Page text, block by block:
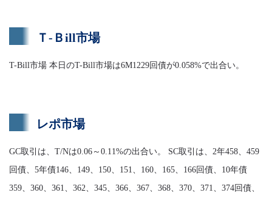
Ｔ-Ｂill市場
T-Bill市場 本日のT-Bill市場は6M1229回債が0.058%で出合い。
レポ市場
GC取引は、T/Nは0.06～0.11%の出合い。 SC取引は、2年458、459
回債、5年債146、149、150、151、160、165、166回債、10年債
359、360、361、362、345、366、367、368、370、371、374回債、